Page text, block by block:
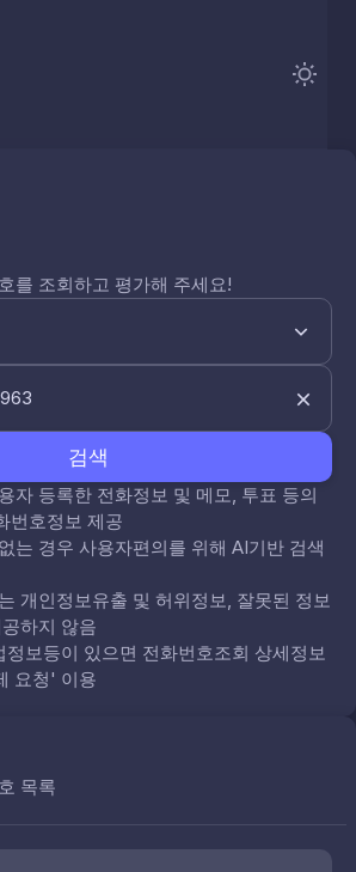
를 조회하고 평가해 주세요!
검색
자 등록한 전화정보 및 메모, 투표 등의
번호정보 제공
는 경우 사용자편의를 위해 AI기반 검색
개인정보유출 및 허위정보, 잘못된 정보
하지 않음
정보등이 있으면 전화번호조회 상세정보
요청' 이용
목록